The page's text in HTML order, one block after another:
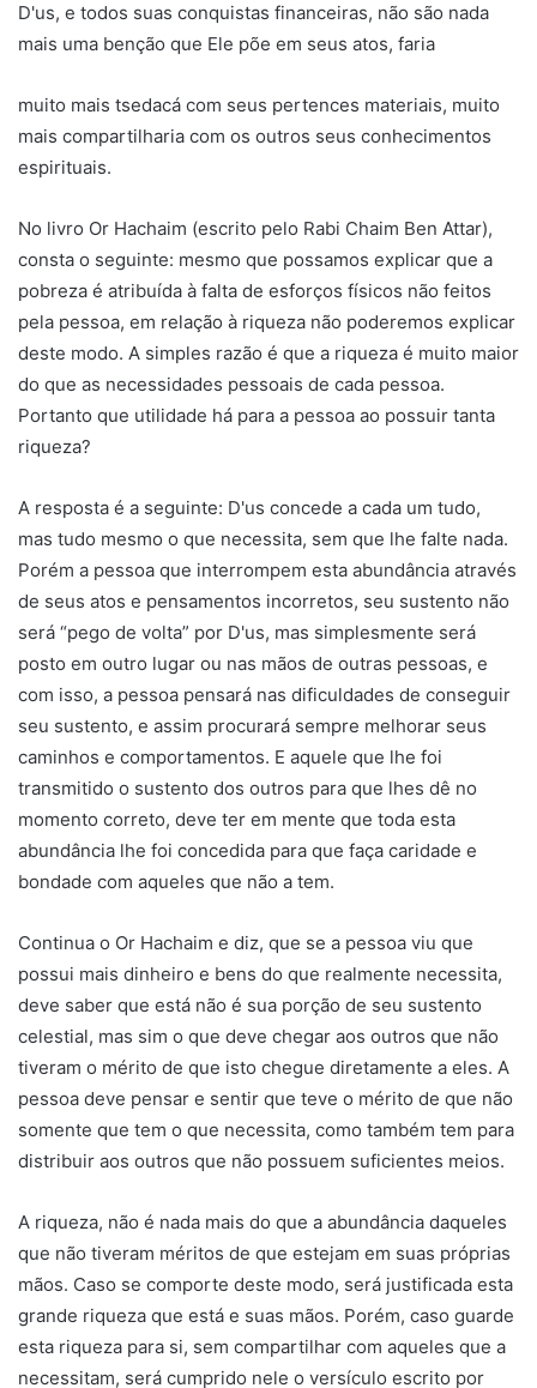
D'us, e todos suas conquistas financeiras, não são nada
mais uma benção que Ele põe em seus atos, faria
muito mais tsedacá com seus pertences materiais, muito
mais compartilharia com os outros seus conhecimentos
espirituais.
No livro Or Hachaim (escrito pelo Rabi Chaim Ben Attar),
consta o seguinte: mesmo que possamos explicar que a
pobreza é atribuída à falta de esforços físicos não feitos
pela pessoa, em relação à riqueza não poderemos explicar
deste modo. A simples razão é que a riqueza é muito maior
do que as necessidades pessoais de cada pessoa.
Portanto que utilidade há para a pessoa ao possuir tanta
riqueza?
A resposta é a seguinte: D'us concede a cada um tudo,
mas tudo mesmo o que necessita, sem que lhe falte nada.
Porém a pessoa que interrompem esta abundância através
de seus atos e pensamentos incorretos, seu sustento não
será “pego de volta” por D'us, mas simplesmente será
posto em outro lugar ou nas mãos de outras pessoas, e
com isso, a pessoa pensará nas dificuldades de conseguir
seu sustento, e assim procurará sempre melhorar seus
caminhos e comportamentos. E aquele que lhe foi
transmitido o sustento dos outros para que lhes dê no
momento correto, deve ter em mente que toda esta
abundância lhe foi concedida para que faça caridade e
bondade com aqueles que não a tem.
Continua o Or Hachaim e diz, que se a pessoa viu que
possui mais dinheiro e bens do que realmente necessita,
deve saber que está não é sua porção de seu sustento
celestial, mas sim o que deve chegar aos outros que não
tiveram o mérito de que isto chegue diretamente a eles. A
pessoa deve pensar e sentir que teve o mérito de que não
somente que tem o que necessita, como também tem para
distribuir aos outros que não possuem suficientes meios.
A riqueza, não é nada mais do que a abundância daqueles
que não tiveram méritos de que estejam em suas próprias
mãos. Caso se comporte deste modo, será justificada esta
grande riqueza que está e suas mãos. Porém, caso guarde
esta riqueza para si, sem compartilhar com aqueles que a
necessitam, será cumprido nele o versículo escrito por